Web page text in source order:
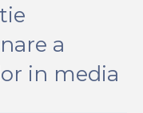
a
in media